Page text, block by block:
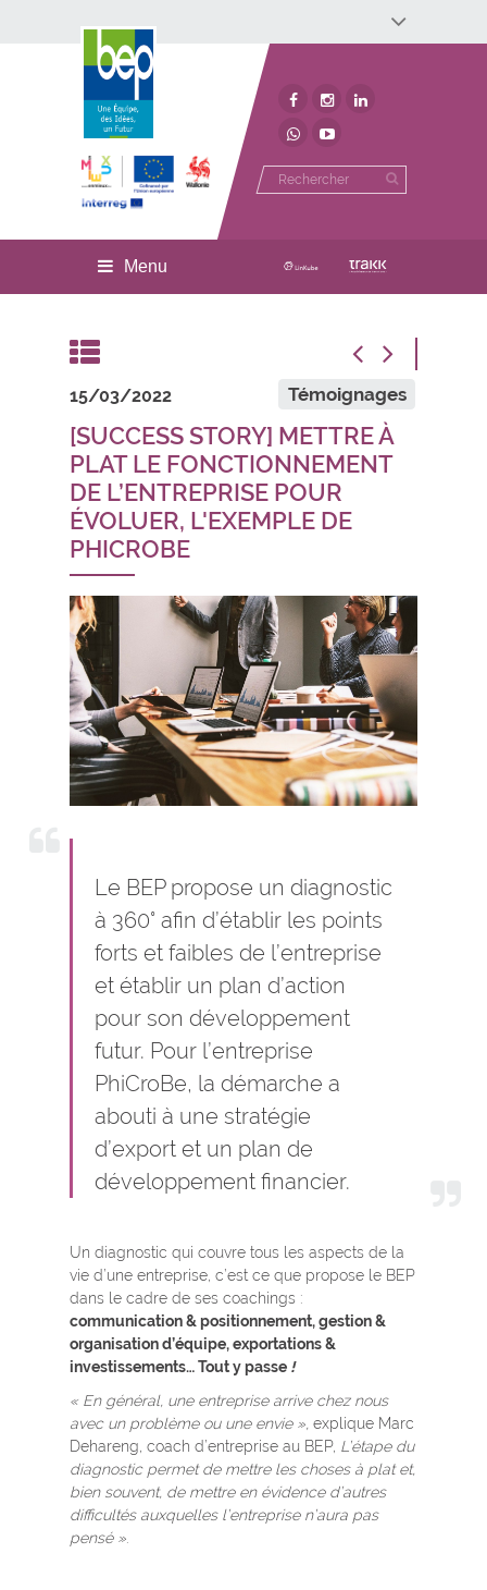
Développement économique
Développement territorial
Menu
15/03/2022 Témoignages
[SUCCESS STORY] METTRE À
PLAT LE FONCTIONNEMENT
DE L’ENTREPRISE POUR
ÉVOLUER, L'EXEMPLE DE
PHICROBE
Le BEP propose un diagnostic
à 360° afin d’établir les points
forts et faibles de l’entreprise
et établir un plan d’action
pour son développement
futur. Pour l’entreprise
PhiCroBe, la démarche a
abouti à une stratégie
d’export et un plan de
développement financier.
Un diagnostic qui couvre tous les aspects de la
vie d’une entreprise, c’est ce que propose le BEP
dans le cadre de ses coachings :
communication & positionnement, gestion &
organisation d’équipe, exportations &
investissements… Tout y passe !
« En général, une entreprise arrive chez nous
avec un problème ou une envie », explique Marc
Dehareng, coach d’entreprise au BEP, L’étape du
diagnostic permet de mettre les choses à plat et,
bien souvent, de mettre en évidence d’autres
difficultés auxquelles l’entreprise n’aura pas
pensé »